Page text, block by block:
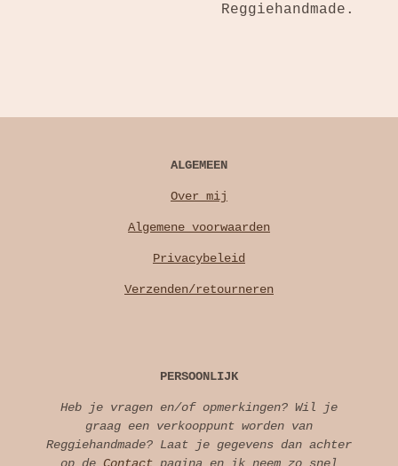
Reggiehandmade.
ALGEMEEN
Over mij
Algemene voorwaarden
Privacybeleid
Verzenden/retourneren
PERSOONLIJK
Heb je vragen en/of opmerkingen? Wil je
graag een verkooppunt worden van
Reggiehandmade? Laat je gegevens dan achter